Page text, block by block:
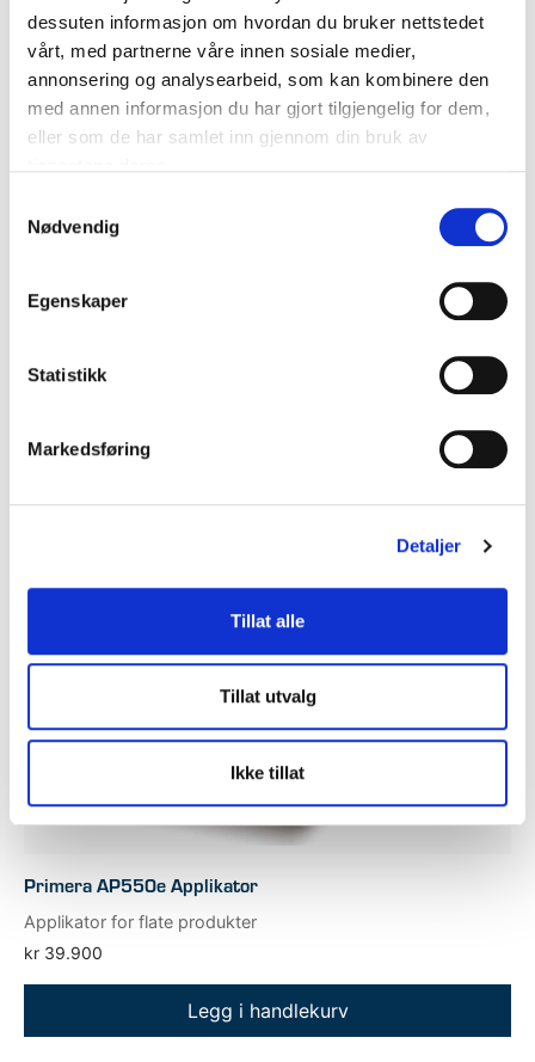
dessuten informasjon om hvordan du bruker nettstedet
vårt, med partnerne våre innen sosiale medier,
annonsering og analysearbeid, som kan kombinere den
med annen informasjon du har gjort tilgjengelig for dem,
eller som de har samlet inn gjennom din bruk av
Nødvendig
Egenskaper
Statistikk
Markedsføring
Detaljer
Tillat alle
Tillat utvalg
Ikke tillat
DTM Print AP380e Label Applicator
Primera AP550e Applikator
Applikator for flate produkter
kr 39.900
Legg i handlekurv